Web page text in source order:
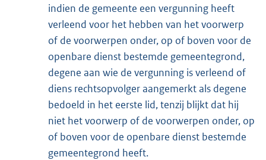
indien de gemeente een vergunning heeft
verleend voor het hebben van het voorwerp
of de voorwerpen onder, op of boven voor de
openbare dienst bestemde gemeentegrond,
degene aan wie de vergunning is verleend of
diens rechtsopvolger aangemerkt als degene
bedoeld in het eerste lid, tenzij blijkt dat hij
niet het voorwerp of de voorwerpen onder, op
of boven voor de openbare dienst bestemde
gemeentegrond heeft.